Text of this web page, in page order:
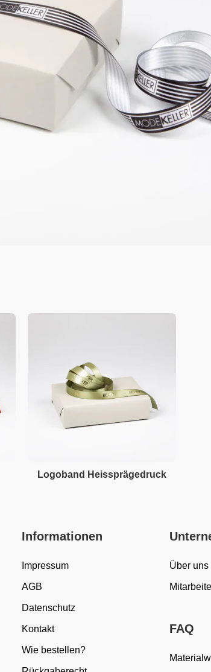
Logoband Heissprägedruck
Informationen
Impressum
AGB
Datenschutz
Kontakt
Wie bestellen?
Über uns
FAQ